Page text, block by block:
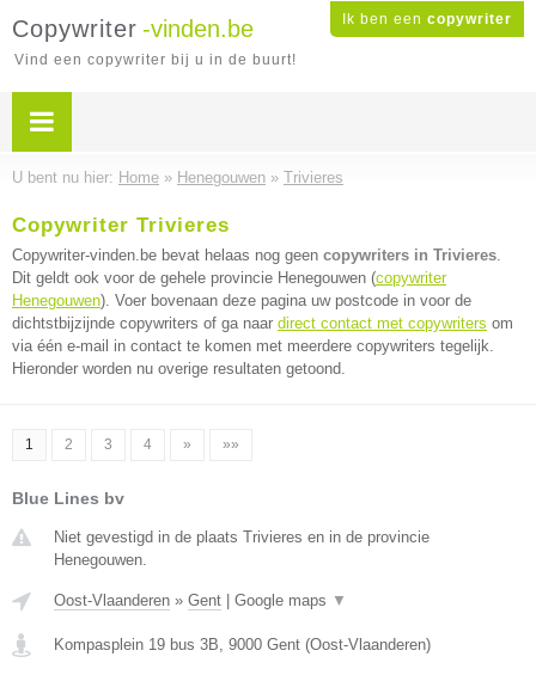
Ik ben een copywriter
Copywriter -vinden.be
Vind een copywriter bij u in de buurt!
U bent nu hier: Home » Henegouwen » Trivieres
Copywriter Trivieres
Copywriter-vinden.be bevat helaas nog geen copywriters in Trivieres.
Dit geldt ook voor de gehele provincie Henegouwen (copywriter
Henegouwen). Voer bovenaan deze pagina uw postcode in voor de
dichtstbijzijnde copywriters of ga naar direct contact met copywriters om
via één e-mail in contact te komen met meerdere copywriters tegelijk.
Hieronder worden nu overige resultaten getoond.
1 2 3 4 » »»
Blue Lines bv
Niet gevestigd in de plaats Trivieres en in de provincie
Henegouwen.
Oost-Vlaanderen » Gent Google maps ▼
Kompasplein 19 bus 3B, 9000 Gent (Oost-Vlaanderen)